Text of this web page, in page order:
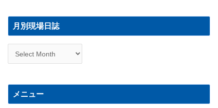
月別現場日誌
現
日
メニュー